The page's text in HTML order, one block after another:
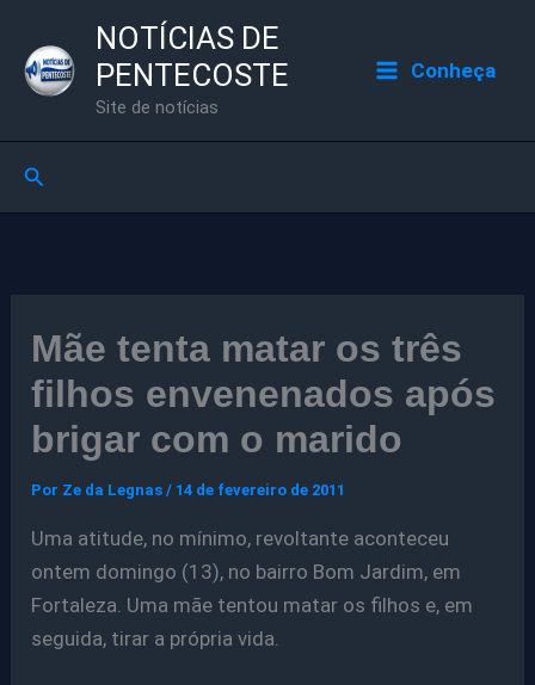
para
NOTÍCIAS DE
PENTECOSTE
Site de notícias
Conheça
Pesquisar
Mãe tenta matar os três
filhos envenenados após
brigar com o marido
Por Ze da Legnas/ 14 de fevereiro de 2011
Uma atitude, no mínimo, revoltante aconteceu
ontem domingo (13), no bairro Bom Jardim, em
Fortaleza. Uma mãe tentou matar os filhos e, em
seguida, tirar a própria vida.